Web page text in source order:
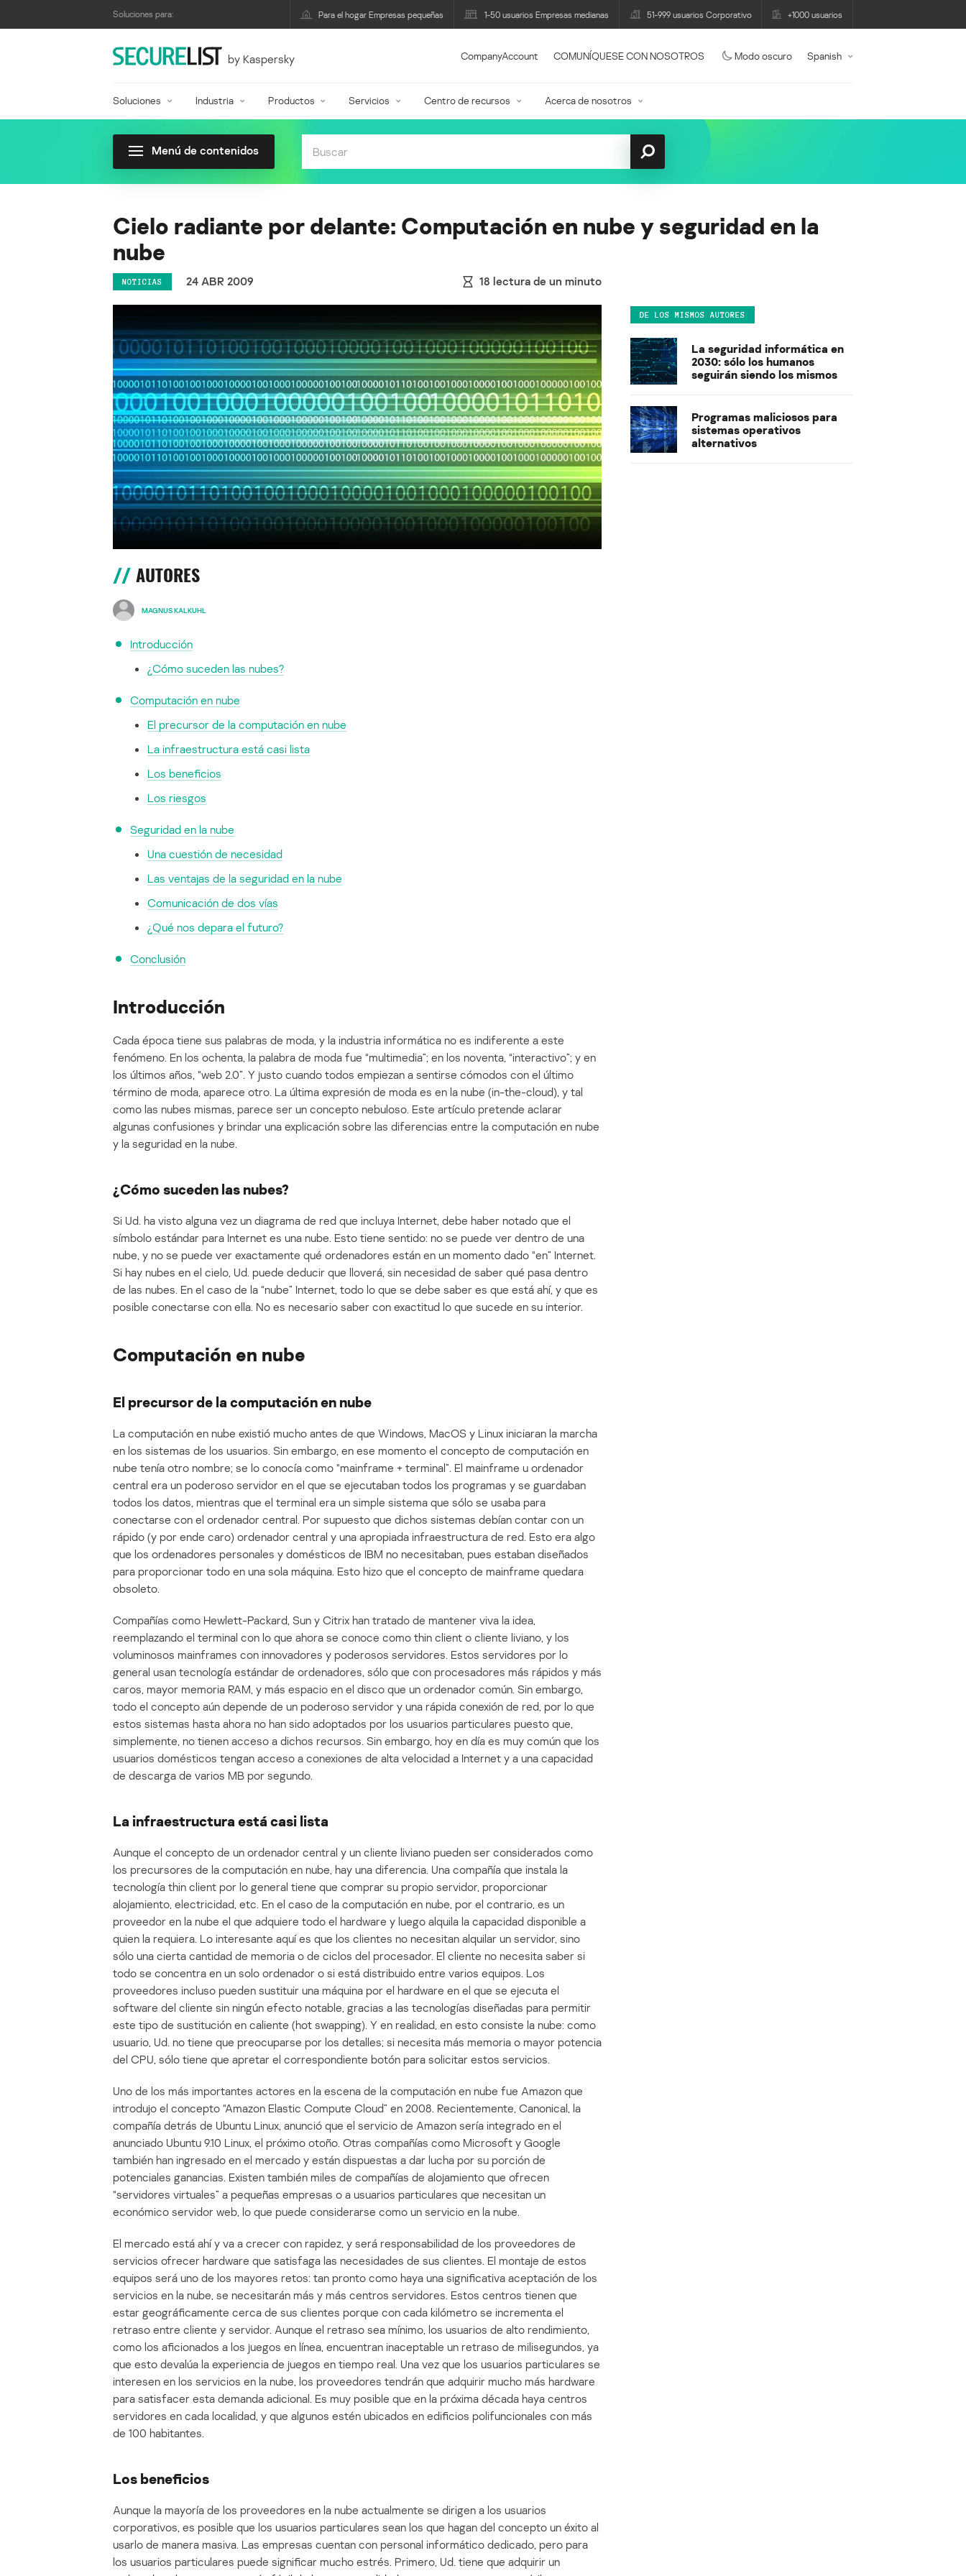
Soluciones para: Para el hogar Empresas pequeñas 1-50 usuarios Empresas medianas 51-999 usuarios Corporativo +1000 usuarios
by Kaspersky CompanyAccount COMUNÍQUESE CON NOSOTROS Modo oscuro Spanish
Soluciones Industria Productos Servicios Centro de recursos Acerca de nosotros
Menú de contenidos
Cielo radiante por delante: Computación en nube y seguridad en la
nube
NOTICIAS 24 ABR 2009 18 lectura de un minuto
AUTORES
MAGNUS KALKUHL
Introducción
¿Cómo suceden las nubes?
Computación en nube
El precursor de la computación en nube
La infraestructura está casi lista
Los beneficios
Los riesgos
Seguridad en la nube
Una cuestión de necesidad
Las ventajas de la seguridad en la nube
Comunicación de dos vías
¿Qué nos depara el futuro?
Conclusión
Introducción
Cada época tiene sus palabras de moda, y la industria informática no es indiferente a este
fenómeno. En los ochenta, la palabra de moda fue “multimedia”; en los noventa, “interactivo”; y en
los últimos años, “web 2.0”. Y justo cuando todos empiezan a sentirse cómodos con el último
término de moda, aparece otro. La última expresión de moda es en la nube (in-the-cloud), y tal
como las nubes mismas, parece ser un concepto nebuloso. Este artículo pretende aclarar
algunas confusiones y brindar una explicación sobre las diferencias entre la computación en nube
y la seguridad en la nube.
¿Cómo suceden las nubes?
Si Ud. ha visto alguna vez un diagrama de red que incluya Internet, debe haber notado que el
símbolo estándar para Internet es una nube. Esto tiene sentido: no se puede ver dentro de una
nube, y no se puede ver exactamente qué ordenadores están en un momento dado “en” Internet.
Si hay nubes en el cielo, Ud. puede deducir que lloverá, sin necesidad de saber qué pasa dentro
de las nubes. En el caso de la “nube” Internet, todo lo que se debe saber es que está ahí, y que es
posible conectarse con ella. No es necesario saber con exactitud lo que sucede en su interior.
Computación en nube
El precursor de la computación en nube
La computación en nube existió mucho antes de que Windows, MacOS y Linux iniciaran la marcha
en los sistemas de los usuarios. Sin embargo, en ese momento el concepto de computación en
nube tenía otro nombre; se lo conocía como “mainframe + terminal”. El mainframe u ordenador
central era un poderoso servidor en el que se ejecutaban todos los programas y se guardaban
todos los datos, mientras que el terminal era un simple sistema que sólo se usaba para
conectarse con el ordenador central. Por supuesto que dichos sistemas debían contar con un
rápido (y por ende caro) ordenador central y una apropiada infraestructura de red. Esto era algo
que los ordenadores personales y domésticos de IBM no necesitaban, pues estaban diseñados
para proporcionar todo en una sola máquina. Esto hizo que el concepto de mainframe quedara
obsoleto.
Compañías como Hewlett-Packard, Sun y Citrix han tratado de mantener viva la idea,
reemplazando el terminal con lo que ahora se conoce como thin client o cliente liviano, y los
voluminosos mainframes con innovadores y poderosos servidores. Estos servidores por lo
general usan tecnología estándar de ordenadores, sólo que con procesadores más rápidos y más
caros, mayor memoria RAM, y más espacio en el disco que un ordenador común. Sin embargo,
todo el concepto aún depende de un poderoso servidor y una rápida conexión de red, por lo que
estos sistemas hasta ahora no han sido adoptados por los usuarios particulares puesto que,
simplemente, no tienen acceso a dichos recursos. Sin embargo, hoy en día es muy común que los
usuarios domésticos tengan acceso a conexiones de alta velocidad a Internet y a una capacidad
de descarga de varios MB por segundo.
La infraestructura está casi lista
Aunque el concepto de un ordenador central y un cliente liviano pueden ser considerados como
los precursores de la computación en nube, hay una diferencia. Una compañía que instala la
tecnología thin client por lo general tiene que comprar su propio servidor, proporcionar
alojamiento, electricidad, etc. En el caso de la computación en nube, por el contrario, es un
proveedor en la nube el que adquiere todo el hardware y luego alquila la capacidad disponible a
quien la requiera. Lo interesante aquí es que los clientes no necesitan alquilar un servidor, sino
sólo una cierta cantidad de memoria o de ciclos del procesador. El cliente no necesita saber si
todo se concentra en un solo ordenador o si está distribuido entre varios equipos. Los
proveedores incluso pueden sustituir una máquina por el hardware en el que se ejecuta el
software del cliente sin ningún efecto notable, gracias a las tecnologías diseñadas para permitir
este tipo de sustitución en caliente (hot swapping). Y en realidad, en esto consiste la nube: como
usuario, Ud. no tiene que preocuparse por los detalles; si necesita más memoria o mayor potencia
del CPU, sólo tiene que apretar el correspondiente botón para solicitar estos servicios.
Uno de los más importantes actores en la escena de la computación en nube fue Amazon que
introdujo el concepto “Amazon Elastic Compute Cloud” en 2008. Recientemente, Canonical, la
compañía detrás de Ubuntu Linux, anunció que el servicio de Amazon sería integrado en el
anunciado Ubuntu 9.10 Linux, el próximo otoño. Otras compañías como Microsoft y Google
también han ingresado en el mercado y están dispuestas a dar lucha por su porción de
potenciales ganancias. Existen también miles de compañías de alojamiento que ofrecen
“servidores virtuales” a pequeñas empresas o a usuarios particulares que necesitan un
económico servidor web, lo que puede considerarse como un servicio en la nube.
El mercado está ahí y va a crecer con rapidez, y será responsabilidad de los proveedores de
servicios ofrecer hardware que satisfaga las necesidades de sus clientes. El montaje de estos
equipos será uno de los mayores retos: tan pronto como haya una significativa aceptación de los
servicios en la nube, se necesitarán más y más centros servidores. Estos centros tienen que
estar geográficamente cerca de sus clientes porque con cada kilómetro se incrementa el
retraso entre cliente y servidor. Aunque el retraso sea mínimo, los usuarios de alto rendimiento,
como los aficionados a los juegos en línea, encuentran inaceptable un retraso de milisegundos, ya
que esto devalúa la experiencia de juegos en tiempo real. Una vez que los usuarios particulares se
interesen en los servicios en la nube, los proveedores tendrán que adquirir mucho más hardware
para satisfacer esta demanda adicional. Es muy posible que en la próxima década haya centros
servidores en cada localidad, y que algunos estén ubicados en edificios polifuncionales con más
de 100 habitantes.
Los beneficios
Aunque la mayoría de los proveedores en la nube actualmente se dirigen a los usuarios
corporativos, es posible que los usuarios particulares sean los que hagan del concepto un éxito al
usarlo de manera masiva. Las empresas cuentan con personal informático dedicado, pero para
los usuarios particulares puede significar mucho estrés. Primero, Ud. tiene que adquirir un
DE LOS MISMOS AUTORES
La seguridad informática en
2030: sólo los humanos
seguirán siendo los mismos
Programas maliciosos para
sistemas operativos
alternativos